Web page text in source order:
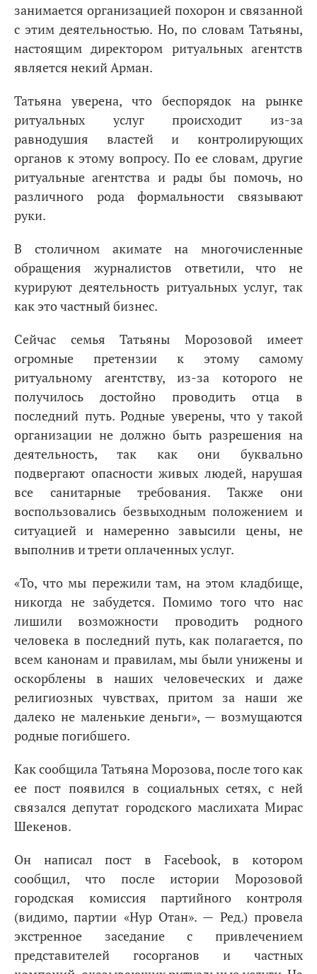
занимается организацией похорон и связанной
с этим деятельностью. Но, по словам Татьяны,
настоящим директором ритуальных агентств
является некий Арман.
Татьяна уверена, что беспорядок на рынке
ритуальных услуг происходит из-за
равнодушия властей и контролирующих
органов к этому вопросу. По ее словам, другие
ритуальные агентства и рады бы помочь, но
различного рода формальности связывают
руки.
В столичном акимате на многочисленные
обращения журналистов ответили, что не
курируют деятельность ритуальных услуг, так
как это частный бизнес.
Сейчас семья Татьяны Морозовой имеет
огромные претензии к этому самому
ритуальному агентству, из-за которого не
получилось достойно проводить отца в
последний путь. Родные уверены, что у такой
организации не должно быть разрешения на
деятельность, так как они буквально
подвергают опасности живых людей, нарушая
все санитарные требования. Также они
воспользовались безвыходным положением и
ситуацией и намеренно завысили цены, не
выполнив и трети оплаченных услуг.
«То, что мы пережили там, на этом кладбище,
никогда не забудется. Помимо того что нас
лишили возможности проводить родного
человека в последний путь, как полагается, по
всем канонам и правилам, мы были унижены и
оскорблены в наших человеческих и даже
религиозных чувствах, притом за наши же
далеко не маленькие деньги», — возмущаются
родные погибшего.
Как сообщила Татьяна Морозова, после того как
ее пост появился в социальных сетях, с ней
связался депутат городского маслихата Мирас
Шекенов.
Он написал пост в Facebook, в котором
сообщил, что после истории Морозовой
городская комиссия партийного контроля
(видимо, партии «Нур Отан». — Ред.) провела
экстренное заседание с привлечением
представителей госорганов и частных